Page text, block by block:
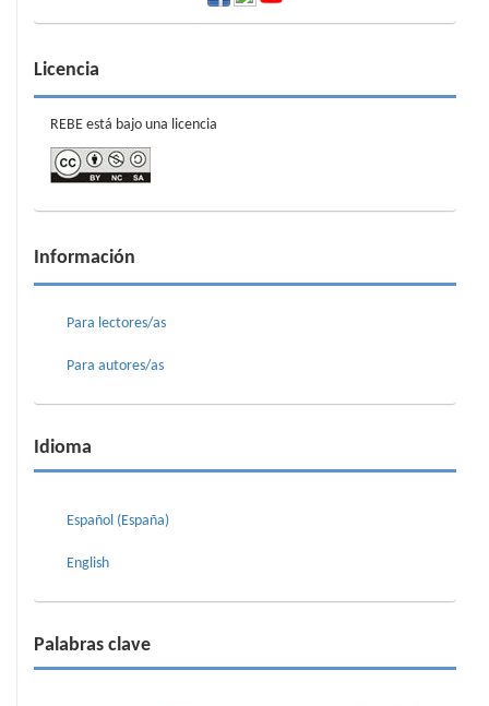
Licencia
REBE está bajo una licencia
Información
Para lectores/as
Para autores/as
Idioma
Español (España)
English
Palabras clave